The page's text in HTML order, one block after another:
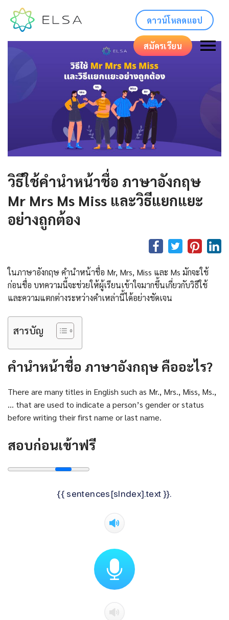
ดาวน์โหลดแอป
สมัครเรียน
วิธีใช้คํานําหน้าชื่อ ภาษาอังกฤษ
Mr Mrs Ms Miss และวิธีแยกแยะ
อย่างถูกต้อง
ในภาษาอังกฤษ คํานําหน้าชื่อ Mr, Mrs, Miss และ Ms มักจะใช้
ก่อนชื่อ บทความนี้จะช่วยให้ผู้เรียนเข้าใจมากขึ้นเกี่ยวกับวิธีใช้
และความแตกต่างระหว่างคำเหล่านี้ได้อย่างชัดเจน
สารบัญ
คํานําหน้าชื่อ ภาษาอังกฤษ คืออะไร?
There are many titles in English such as Mr., Mrs., Miss, Ms.,
… that are used to indicate a person’s gender or status
before writing their first name or last name.
สอบก่อนเข้าฟรี
{{ sentences[sIndex].text }}.